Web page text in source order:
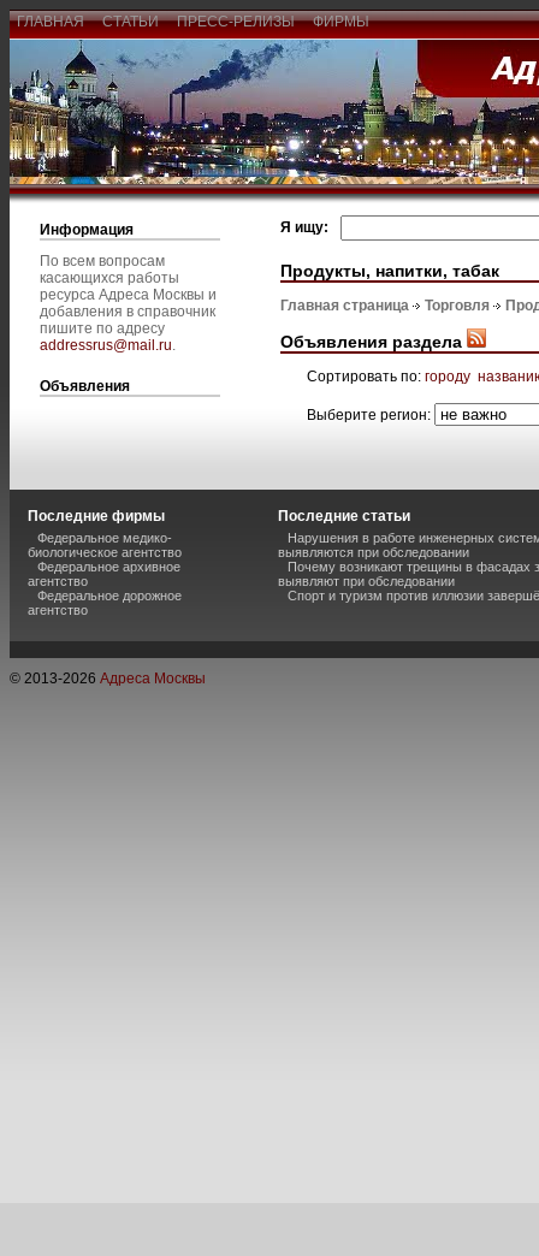
ГЛАВНАЯ СТАТЬИ ПРЕСС-РЕЛИЗЫ ФИРМЫ
Информация
По всем вопросам
касающихся работы
ресурса Адреса Москвы и
добавления в справочник
пишите по адресу
addressrus@mail.ru.
Объявления
Я ищу:
Продукты, напитки, табак
Главная страница Торговля
Объявления раздела
Сортировать по: городу
Выберите регион:
Последние фирмы
Федеральное медико-
биологическое агентство
Федеральное архивное
агентство
Федеральное дорожное
агентство
Последние статьи
Нарушения в работе инженерных
выявляются при обследовании
Почему возникают трещины в фасадах
выявляют при обследовании
Спорт и туризм против иллюзии
© 2013-2026 Адреса Москвы